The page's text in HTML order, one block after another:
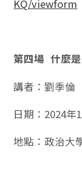
KQ/viewform
第四場 什麼
講者：劉季倫
日期：2024年
地點：政治大